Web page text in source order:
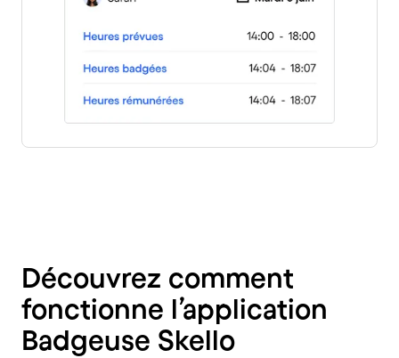
Découvrez comment
fonctionne l’application
Badgeuse Skello